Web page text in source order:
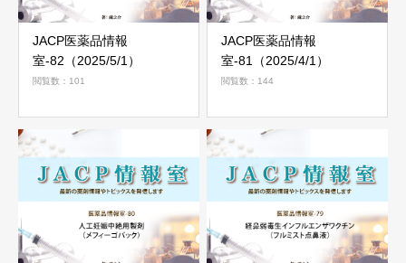
JACP医薬品情報
室-82（2025/5/1）
閲覧数：101
JACP医薬品情報
室-81（2025/4/1）
閲覧数：144